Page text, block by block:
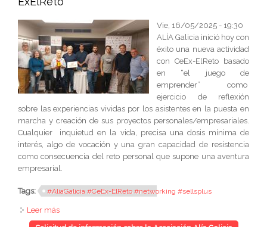
Vie, 16/05/2025 - 19:30
ALÍA Galicia inició hoy con
éxito una nueva actividad
con CeEx-ElReto basado
en “el juego de
emprender” como
ejercicio de reflexión
sobre las experiencias vividas por los asistentes en la puesta en
marcha y creación de sus proyectos personales/empresariales.
Cualquier inquietud en la vida, precisa una dosis mínima de
interés, algo de vocación y una gran capacidad de resistencia
como consecuencia del reto personal que supone una aventura
empresarial.
Tags: #AliaGalicia #CeEx-ElReto #networking #sellsplus
Leer más